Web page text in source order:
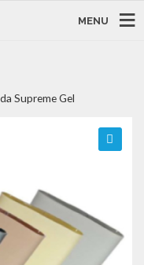
MENU
Supreme Gel